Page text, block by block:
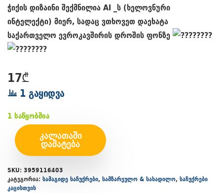
ჭიქის დიზაინი შექმნილია AI _ს (ხელოვნური
ინტელექტი) მიერ, სადაც ვთხოვეთ დაეხატა
საქართველო ევროკავშირის დროშის ფონზე
17₾
1 გაყიდვა
1 საწყობშია
ᲙᲐᲚᲐᲗᲐᲨᲘ
ᲓᲐᲛᲐᲢᲔᲑᲐ
SKU: 3959116403
კატეგორია: სამაგიდე საჩუქრები, სამზარეულო & სასადილო, საჩუქრები
კაცისთვის